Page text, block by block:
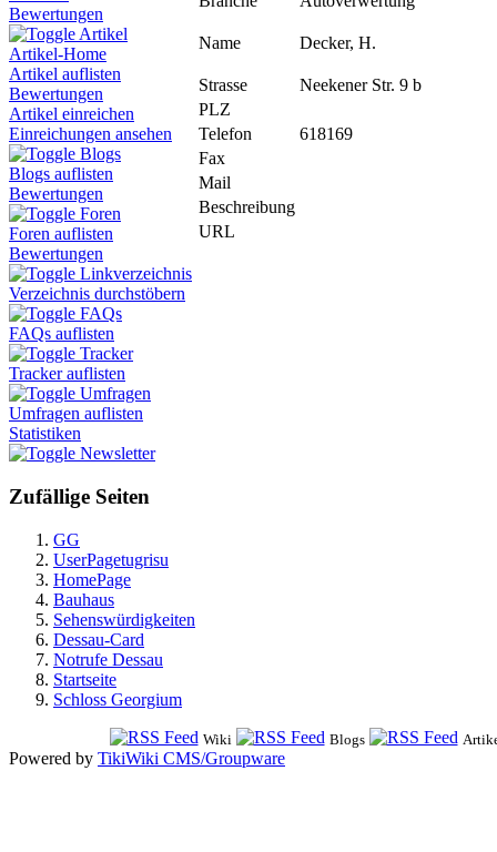
Bewertungen
Artikel
Artikel-Home
Artikel auflisten
Bewertungen
Artikel einreichen
Einreichungen ansehen
Blogs
Blogs auflisten
Bewertungen
Foren
Foren auflisten
Bewertungen
Linkverzeichnis
Verzeichnis durchstöbern
FAQs
FAQs auflisten
Tracker
Tracker auflisten
Umfragen
Umfragen auflisten
Statistiken
Newsletter
Zufällige Seiten
GG
UserPagetugrisu
HomePage
Bauhaus
Sehenswürdigkeiten
Dessau-Card
Notrufe Dessau
Startseite
Schloss Georgium
Name Decker, H.
Strasse
Neekener Str. 9 b
PLZ
Telefon
618169
Fax
Mail
Beschreibung
URL
Wiki Blogs
Powered by TikiWiki CMS/Groupware